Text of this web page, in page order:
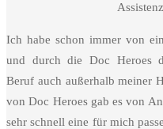
Ich habe schon immer von
und durch die Doc Heroes
Beruf auch außerhalb meiner
von Doc Heroes gab es von
sehr schnell eine für mich